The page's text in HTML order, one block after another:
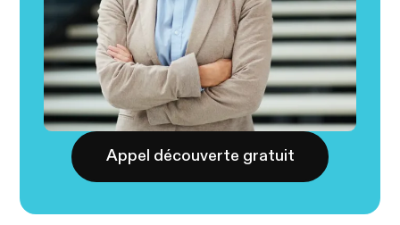
Appel découverte gratuit